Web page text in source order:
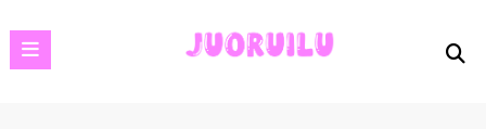
to
content